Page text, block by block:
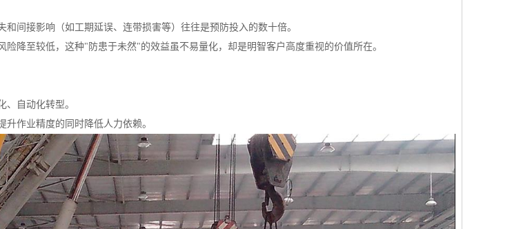
间接影响（如工期延误、连带损害等）往往是预防投入的数十倍。
降至较低，这种"防患于未然"的效益虽不易量化，却是明智客户高度重视的价值所在。
、自动化转型。
作业精度的同时降低人力依赖。